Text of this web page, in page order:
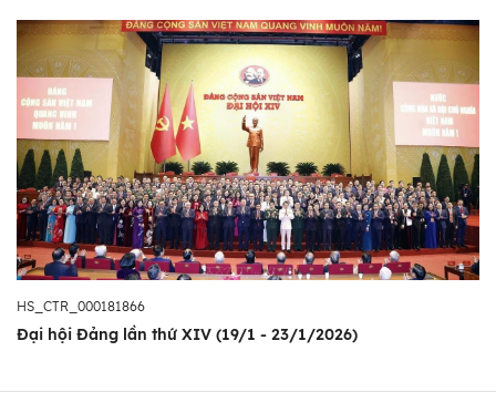
HS_CTR_000181866
Đại hội Đảng lần thứ XIV (19/1 - 23/1/2026)